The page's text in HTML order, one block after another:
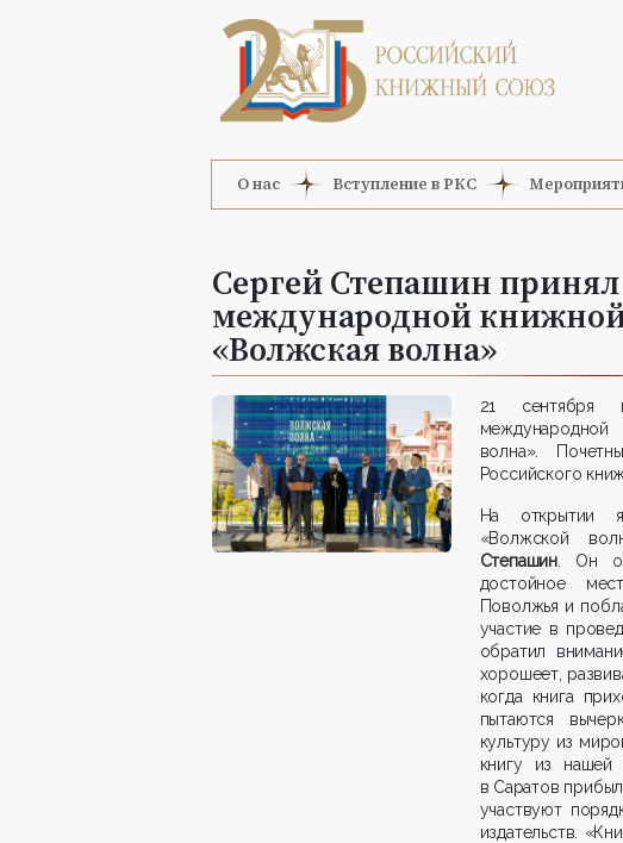
О нас Вступление в РКС
Сергей Степашин
международной
«Волжская волна»
21 сентября
волна».
Российского
На открытии
«Волжской
Степашин. Он
достойное
Поволжья и
участие в
обратил
хорошеет,
когда книга
пытаются
культуру из
книгу из нашей
в Саратов
участвуют
издательств.